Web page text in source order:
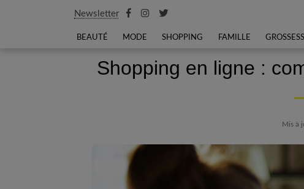
Newsletter
BEAUTÉ MODE SHOPPING FAMILLE
Shopping en ligne :
Mis à